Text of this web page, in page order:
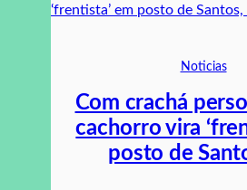
Noticias
Com crachá
cachorro vira
posto de